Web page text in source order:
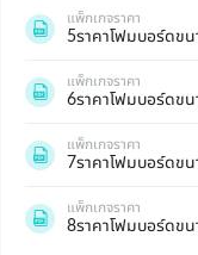
แพ็กเกจราคา
แพ็กเกจราคา
แพ็กเกจราคา
แพ็กเกจราคา